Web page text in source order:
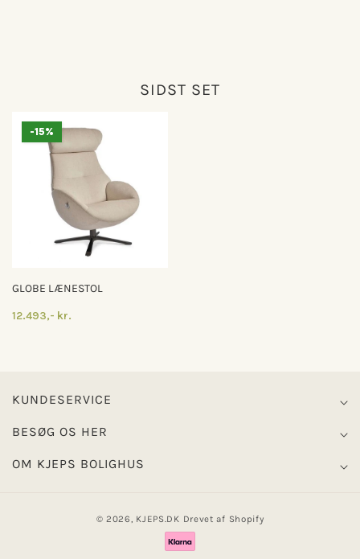
SIDST SET
-15%
GLOBE LÆNESTOL
12.493,- kr.
KUNDESERVICE
BESØG OS HER
OM KJEPS BOLIGHUS
© 2026, KJEPS.DK Drevet af Shopify
Betalingsmetoder